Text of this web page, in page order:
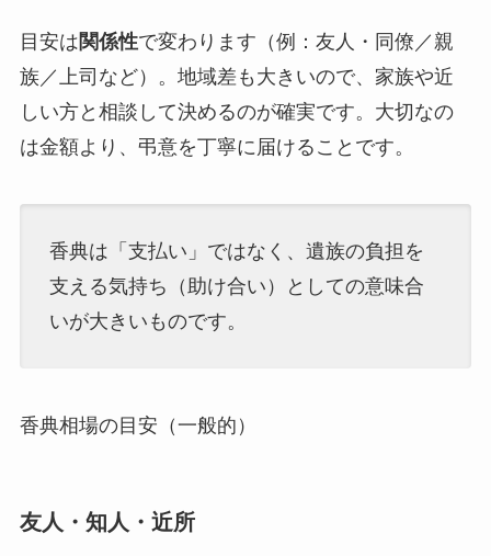
目安は関係性で変わります（例：友人・同僚／親
族／上司など）。地域差も大きいので、家族や近
しい方と相談して決めるのが確実です。大切なの
は金額より、弔意を丁寧に届けることです。
香典は「支払い」ではなく、遺族の負担を
支える気持ち（助け合い）としての意味合
いが大きいものです。
香典相場の目安（一般的）
友人・知人・近所